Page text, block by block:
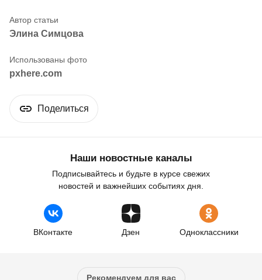
Элина Симцова
pxhere.com
Поделиться
Наши новостные каналы
Подписывайтесь и будьте в курсе свежих
новостей и важнейших событиях дня.
ВКонтакте Дзен Одноклассники
Рекомендуем для вас